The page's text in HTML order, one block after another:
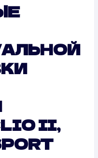
II,